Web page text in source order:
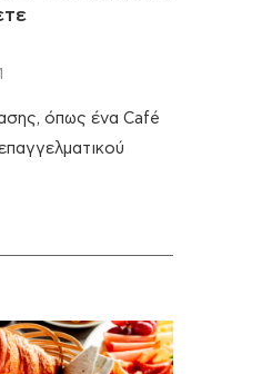
όπως ένα Café